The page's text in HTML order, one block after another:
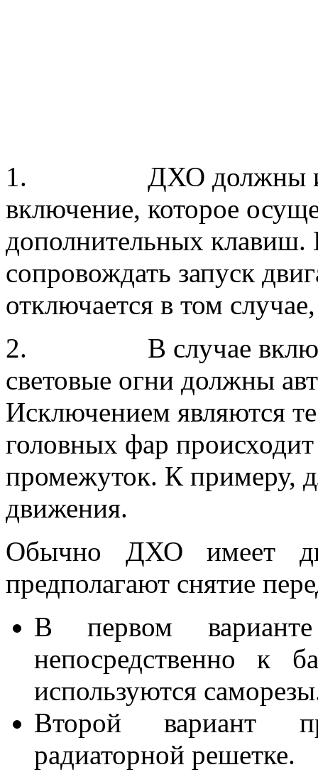
1. ДХО должны
включение, которое
дополнительных
сопровождать запуск
отключается в том
2. В случае
световые огни должны
Исключением являются
головных фар
промежуток. К примеру,
движения.
Обычно ДХО имеет
предполагают снятие
В первом варианте
непосредственно к
используются
Второй вариант
радиаторной решетке.